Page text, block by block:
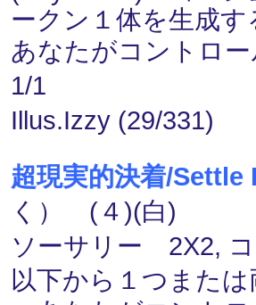
ークン１体を生成す
あなたがコントロ
1/1
Illus.Izzy (29/331)
超現実的決着/
く） (４)(白)
ソーサリー 2X2,
以下から１つまた